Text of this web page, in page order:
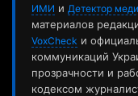
ИМИ и Детектор
материалов
VoxCheck и
коммуникаций
прозрачности и
кодексом